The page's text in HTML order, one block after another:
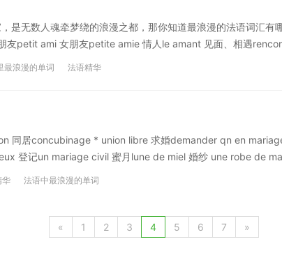
是无数人魂牵梦绕的浪漫之都，那你知道最浪漫的法语词汇有
友petit ami 女朋友petite amie 情人le amant 见面、相遇
最浪漫的单词 法语精华
同居concubinage * union libre 求婚demander qn en
登记un mariage civil 蜜月lune de miel 婚纱 une robe de
时30分钟，共15次抛物线飞行，累计5分钟的失重体验。这架飞
它法语将在临近巴黎的Bourget机场起飞。 Une sensation trs
华 法语中最浪漫的单词
« 1 2 3 4 5 6 7 »